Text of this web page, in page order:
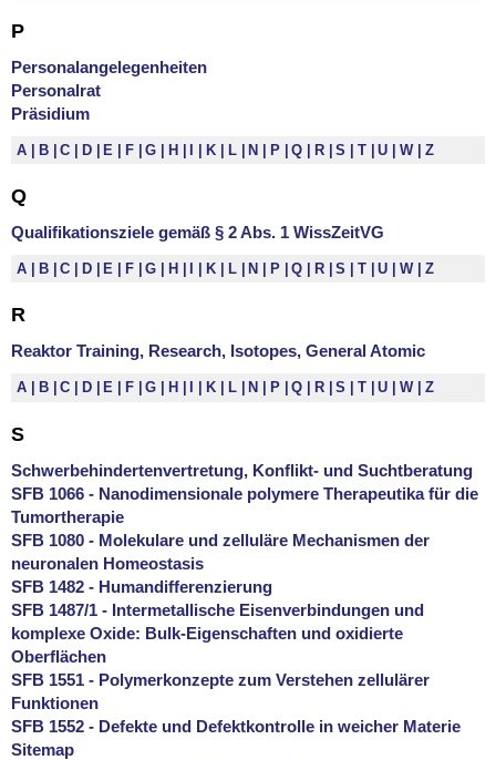
P
Personalangelegenheiten
Personalrat
Präsidium
A B C D E F G H K L N P Q R S T U W Z
Q
Qualifikationsziele gemäß § 2 Abs. 1 WissZeitVG
A B C D E F G H K L N P Q R S T U W Z
R
Reaktor Training, Research, Isotopes, General Atomic
A B C D E F G H K L N P Q R S T U W Z
S
Schwerbehindertenvertretung, Konflikt- und Suchtberatung
SFB 1066 - Nanodimensionale polymere Therapeutika für die
Tumortherapie
SFB 1080 - Molekulare und zelluläre Mechanismen der
neuronalen Homeostasis
SFB 1482 - Humandifferenzierung
SFB 1487/1 - Intermetallische Eisenverbindungen und
komplexe Oxide: Bulk-Eigenschaften und oxidierte
Oberflächen
SFB 1551 - Polymerkonzepte zum Verstehen zellulärer
Funktionen
SFB 1552 - Defekte und Defektkontrolle in weicher Materie
Sitemap